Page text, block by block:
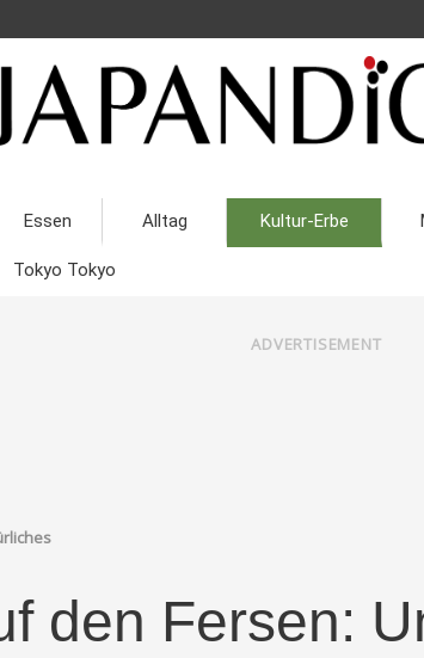
Essen Alltag Kultur-Erbe
Tokyo Tokyo
ADVERTISEMENT
den Fersen: